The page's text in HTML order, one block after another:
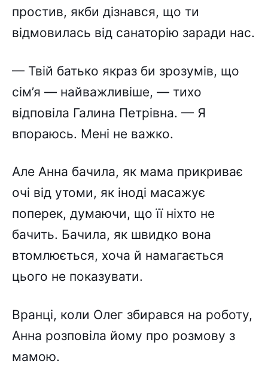
простив, якби дізнався, що ти
відмовилась від санаторію заради нас.
— Твій батько якраз би зрозумів, що
сім’я — найважливіше, — тихо
відповіла Галина Петрівна. — Я
впораюсь. Мені не важко.
Але Анна бачила, як мама прикриває
очі від утоми, як іноді масажує
поперек, думаючи, що її ніхто не
бачить. Бачила, як швидко вона
втомлюється, хоча й намагається
цього не показувати.
Вранці, коли Олег збирався на роботу,
Анна розповіла йому про розмову з
мамою.